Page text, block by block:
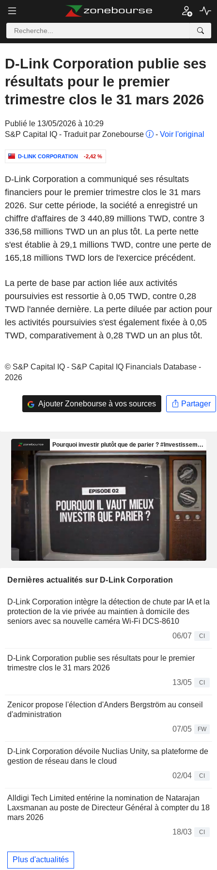
D-Link Corporation publie ses
résultats pour le premier
trimestre clos le 31 mars 2026
Publié le 13/05/2026 à 10:29
S&P Capital IQ - Traduit par Zonebourse
- Voir l'original
D-LINK CORPORATION -2,42 %
D-Link Corporation a communiqué ses résultats
financiers pour le premier trimestre clos le 31 mars
2026. Sur cette période, la société a enregistré un
chiffre d'affaires de 3 440,89 millions TWD, contre 3
336,58 millions TWD un an plus tôt. La perte nette
s'est établie à 29,1 millions TWD, contre une perte de
165,18 millions TWD lors de l'exercice précédent.
La perte de base par action liée aux activités
poursuivies est ressortie à 0,05 TWD, contre 0,28
TWD l'année dernière. La perte diluée par action pour
les activités poursuivies s'est également fixée à 0,05
TWD, comparativement à 0,28 TWD un an plus tôt.
© S&P Capital IQ - S&P Capital IQ Financials Database -
2026
Ajouter Zonebourse à vos sources Partager
Dernières actualités sur D-Link Corporation
D-Link Corporation intègre la détection de chute par IA et la
protection de la vie privée au maintien à domicile des
seniors avec sa nouvelle caméra Wi-Fi DCS-8610
06/07
CI
D-Link Corporation publie ses résultats pour le premier
trimestre clos le 31 mars 2026
13/05
CI
Zenicor propose l'élection d'Anders Bergström au conseil
d'administration
07/05
FW
D-Link Corporation dévoile Nuclias Unity, sa plateforme de
gestion de réseau dans le cloud
02/04
CI
Alldigi Tech Limited entérine la nomination de Natarajan
Laxsmanan au poste de Directeur Général à compter du 18
mars 2026
18/03
CI
Plus d'actualités